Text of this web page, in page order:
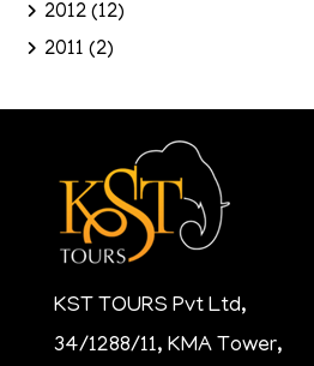
2012 (12)
2011 (2)
KST TOURS Pvt Ltd,
34/1288/11, KMA Tower,